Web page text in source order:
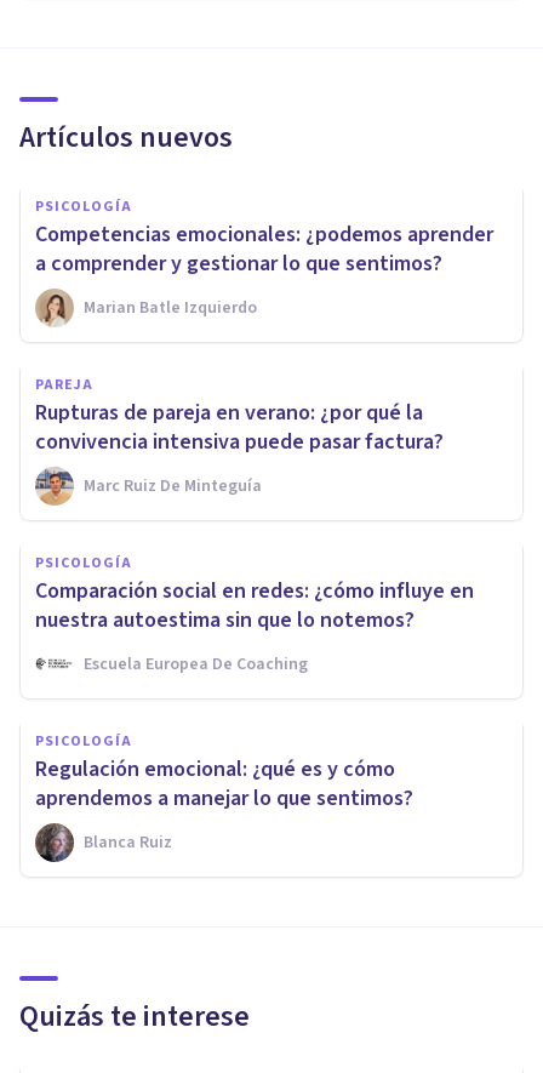
Artículos nuevos
PSICOLOGÍA
Competencias emocionales: ¿podemos aprender
a comprender y gestionar lo que sentimos?
Marian Batle Izquierdo
PAREJA
Rupturas de pareja en verano: ¿por qué la
convivencia intensiva puede pasar factura?
Marc Ruiz De Minteguía
PSICOLOGÍA
Comparación social en redes: ¿cómo influye en
nuestra autoestima sin que lo notemos?
Escuela Europea De Coaching
PSICOLOGÍA
Regulación emocional: ¿qué es y cómo
aprendemos a manejar lo que sentimos?
Blanca Ruiz
Quizás te interese